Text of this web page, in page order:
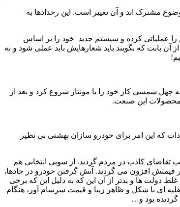
مشترک اند و آن تغییر است. این رخدادها به
را عملیاتی کرده و سیستم جدید خود را بر اساس
بابت که بگویند باید شعارهایش باید عملی شود و نه
چهل شمسی کار خود را با مونتاژ شروع کرد و بعد از
محصولات این صنعت.
که این امر برای خودرو سازان بهشتی بی نظیر
تقاضای کاذب در مردم گردید. از سویی انتخابی هم
قیمتش افزون می گردید. آتش گرفتن خودرو در جادها،
دولت ها و بدتر از آن این که به دلیل این که برخی
ای با شکل و ظاهر زیبا و قیمت سرسام آور، هنگام
بود و…